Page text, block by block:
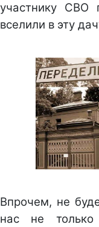
участнику СВО
вселили в эту
Впрочем, не
нас не только